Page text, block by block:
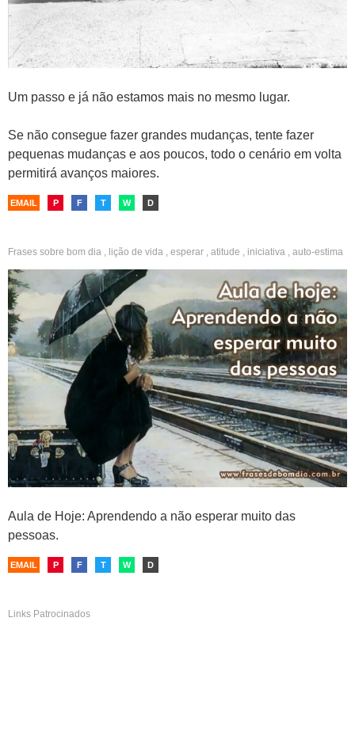
Um passo e já não estamos mais no mesmo lugar.
Se não consegue fazer grandes mudanças, tente fazer
pequenas mudanças e aos poucos, todo o cenário em volta
permitirá avanços maiores.
EMAIL P F T W D
Frases sobre bom dia lição de vida esperar atitude iniciativa
auto-estima
Aula de Hoje: Aprendendo a não esperar muito das
pessoas.
EMAIL P F T W D
Links Patrocinados